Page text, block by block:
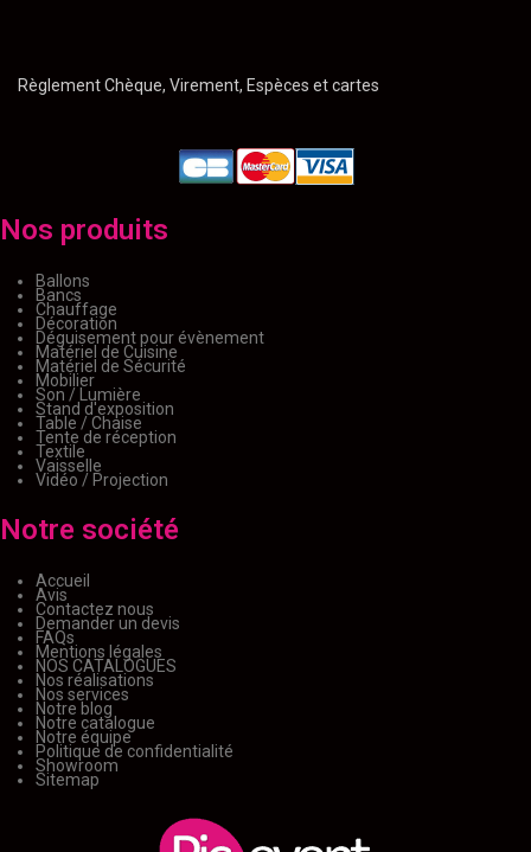
Règlement Chèque, Virement, Espèces et cartes
Nos produits
Ballons
Bancs
Chauffage
Décoration
Déguisement pour évènement
Matériel de Cuisine
Matériel de Sécurité
Mobilier
Son / Lumière
Stand d'exposition
Table / Chaise
Tente de réception
Textile
Vaisselle
Vidéo / Projection
Notre société
Accueil
Avis
Contactez nous
Demander un devis
FAQs
Mentions légales
NOS CATALOGUES
Nos réalisations
Nos services
Notre blog
Notre catalogue
Notre équipe
Politique de confidentialité
Showroom
Sitemap